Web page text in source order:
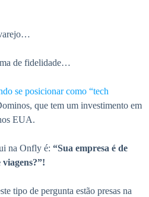
de fidelidade…
se posicionar como “tech
que tem um investimento em
EUA.
na Onfly é: “Sua empresa é de
tipo de pergunta estão presas na